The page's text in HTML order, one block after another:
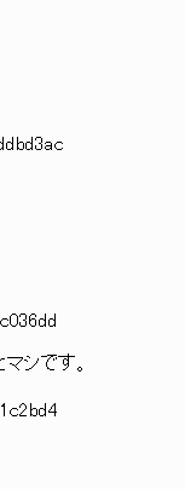
シです。